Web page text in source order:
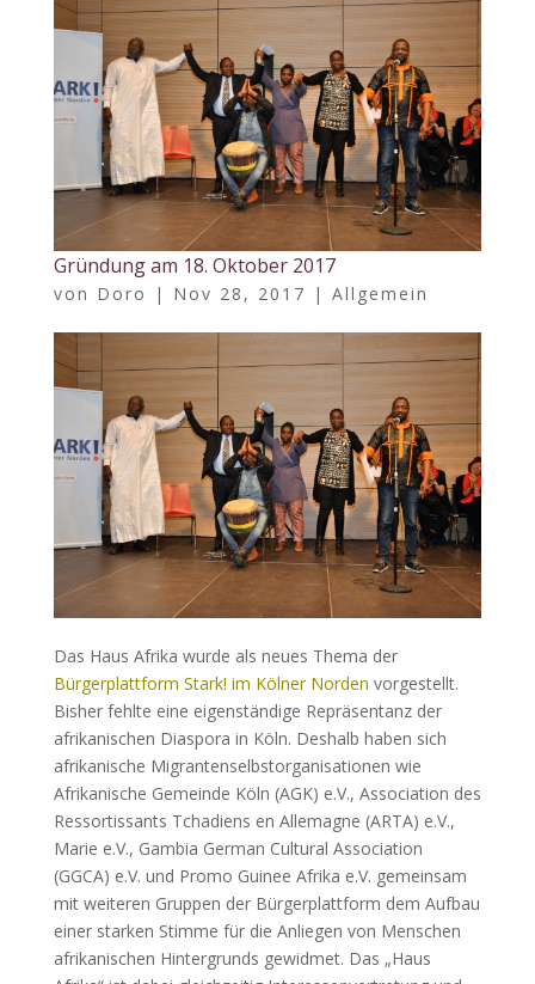
Gründung am 18. Oktober 2017
von Doro | Nov 28, 2017 | Allgemein
Das Haus Afrika wurde als neues Thema der
Bürgerplattform Stark! im Kölner Norden vorgestellt.
Bisher fehlte eine eigenständige Repräsentanz der
afrikanischen Diaspora in Köln. Deshalb haben sich
afrikanische Migrantenselbstorganisationen wie
Afrikanische Gemeinde Köln (AGK) e.V., Association des
Ressortissants Tchadiens en Allemagne (ARTA) e.V.,
Marie e.V., Gambia German Cultural Association
(GGCA) e.V. und Promo Guinee Afrika e.V. gemeinsam
mit weiteren Gruppen der Bürgerplattform dem Aufbau
einer starken Stimme für die Anliegen von Menschen
afrikanischen Hintergrunds gewidmet. Das „Haus